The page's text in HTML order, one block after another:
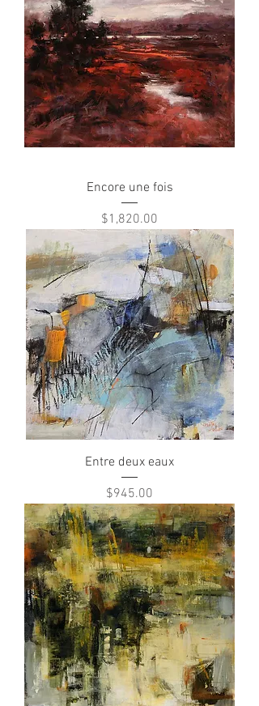
Encore une fois
Price
$1,820.00
Entre deux eaux
Price
$945.00